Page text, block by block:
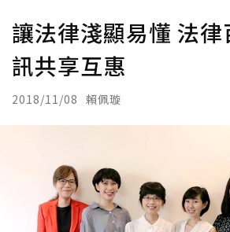
讓法律淺顯易懂 法
訊共享互惠
2018/11/08 賴佩璇